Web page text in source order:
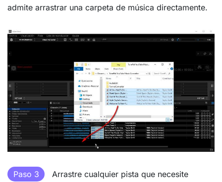
admite arrastrar una carpeta de música directamente.
Paso 3
Arrastre cualquier pista que necesite